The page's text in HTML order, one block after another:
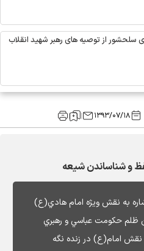
از توصیه های رهبر شهید انقلاب
۱۳۹۳/۰۷/۱۸
و شناساندن شيعه
به نقش ويژه امام هادي(ع)
ظلم حكومت عباسي و رهبري
امام(ع) در زنده نگه